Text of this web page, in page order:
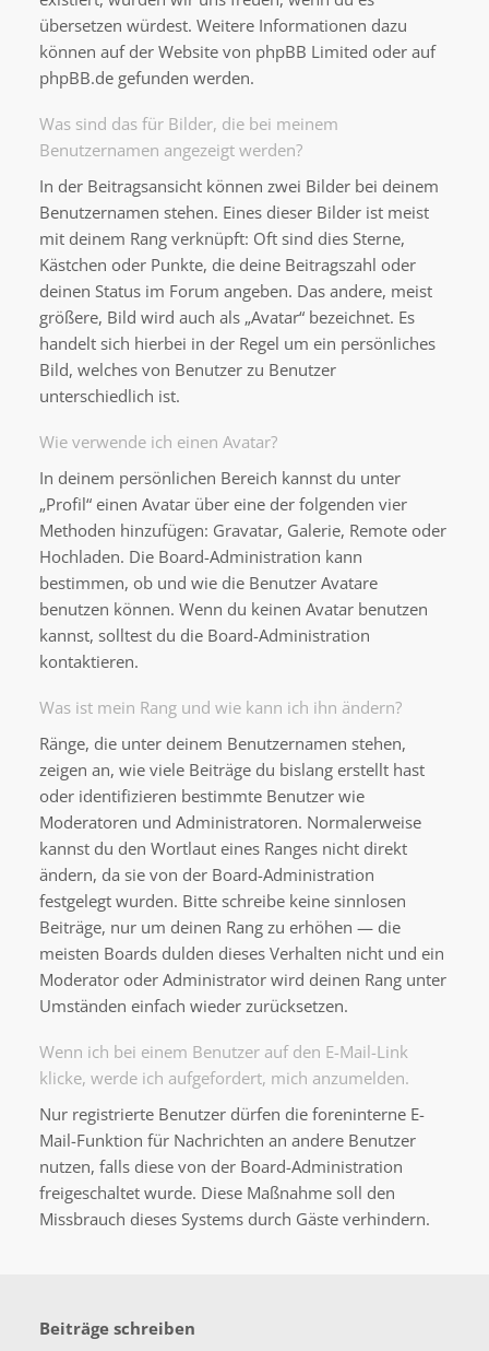
übersetzen würdest. Weitere Informationen dazu
können auf der Website von phpBB Limited oder auf
phpBB.de gefunden werden.
Was sind das für Bilder, die bei meinem
Benutzernamen angezeigt werden?
In der Beitragsansicht können zwei Bilder bei deinem
Benutzernamen stehen. Eines dieser Bilder ist meist
mit deinem Rang verknüpft: Oft sind dies Sterne,
Kästchen oder Punkte, die deine Beitragszahl oder
deinen Status im Forum angeben. Das andere, meist
größere, Bild wird auch als „Avatar“ bezeichnet. Es
handelt sich hierbei in der Regel um ein persönliches
Bild, welches von Benutzer zu Benutzer
unterschiedlich ist.
Wie verwende ich einen Avatar?
In deinem persönlichen Bereich kannst du unter
„Profil“ einen Avatar über eine der folgenden vier
Methoden hinzufügen: Gravatar, Galerie, Remote oder
Hochladen. Die Board-Administration kann
bestimmen, ob und wie die Benutzer Avatare
benutzen können. Wenn du keinen Avatar benutzen
kannst, solltest du die Board-Administration
kontaktieren.
Was ist mein Rang und wie kann ich ihn ändern?
Ränge, die unter deinem Benutzernamen stehen,
zeigen an, wie viele Beiträge du bislang erstellt hast
oder identifizieren bestimmte Benutzer wie
Moderatoren und Administratoren. Normalerweise
kannst du den Wortlaut eines Ranges nicht direkt
ändern, da sie von der Board-Administration
festgelegt wurden. Bitte schreibe keine sinnlosen
Beiträge, nur um deinen Rang zu erhöhen — die
meisten Boards dulden dieses Verhalten nicht und ein
Moderator oder Administrator wird deinen Rang unter
Umständen einfach wieder zurücksetzen.
Wenn ich bei einem Benutzer auf den E-Mail-Link
klicke, werde ich aufgefordert, mich anzumelden.
Nur registrierte Benutzer dürfen die foreninterne E-
Mail-Funktion für Nachrichten an andere Benutzer
nutzen, falls diese von der Board-Administration
freigeschaltet wurde. Diese Maßnahme soll den
Missbrauch dieses Systems durch Gäste verhindern.
Beiträge schreiben